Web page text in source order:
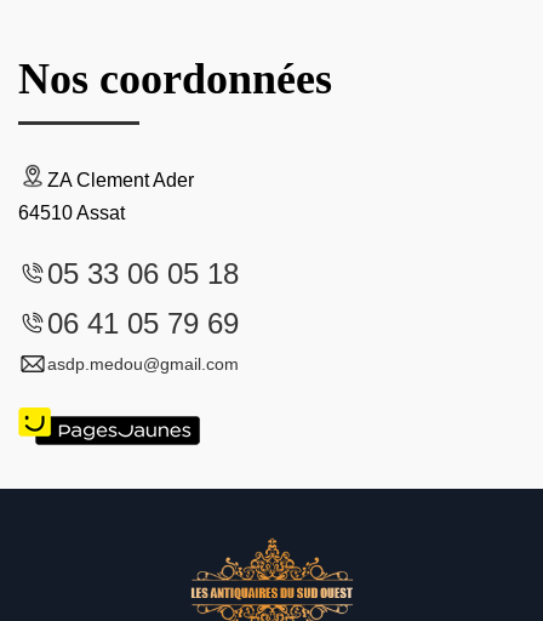
Nos coordonnées
ZA Clement Ader
64510 Assat
05 33 06 05 18
06 41 05 79 69
asdp.medou@gmail.com